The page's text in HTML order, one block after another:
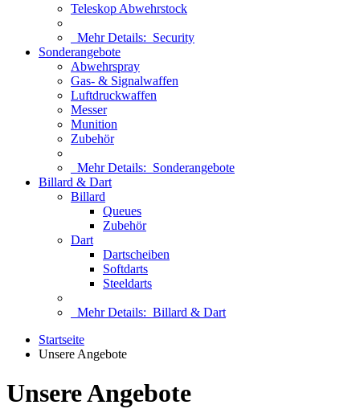
Teleskop Abwehrstock
Mehr Details: Security
Sonderangebote
Abwehrspray
Gas- & Signalwaffen
Luftdruckwaffen
Messer
Munition
Zubehör
Mehr Details: Sonderangebote
Billard & Dart
Billard
Queues
Zubehör
Dart
Dartscheiben
Softdarts
Steeldarts
Mehr Details: Billard & Dart
Startseite
Unsere Angebote
Unsere Angebote